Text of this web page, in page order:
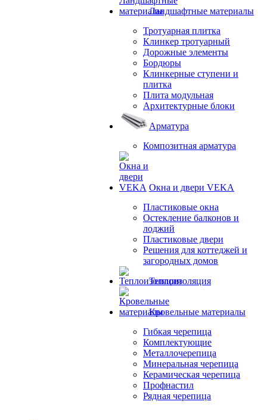
Ландшафтные материалы
Тротуарная плитка
Клинкер тротуарный
Дорожные элементы
Бордюры
Клинкерные ступени и
плитка
Плита модульная
Архитектурные блоки
Арматура
Композитная арматура
Окна и двери VEKA
Пластиковые окна
Остекление балконов и
лоджий
Пластиковые двери
Решения для коттеджей и
загородных домов
Теплоизоляция
Кровельные материалы
Гибкая черепица
Комплектующие
Металлочерепица
Минеральная черепица
Керамическая черепица
Профнастил
Рядная черепица